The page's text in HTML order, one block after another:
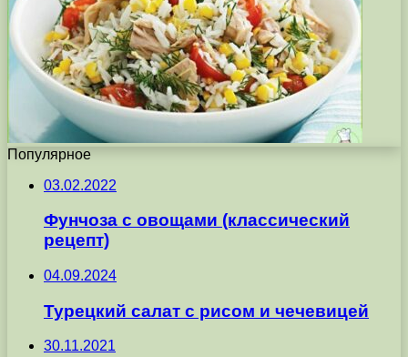
Популярное
03.02.2022
Фунчоза с овощами (классический
рецепт)
04.09.2024
Турецкий салат с рисом и чечевицей
30.11.2021